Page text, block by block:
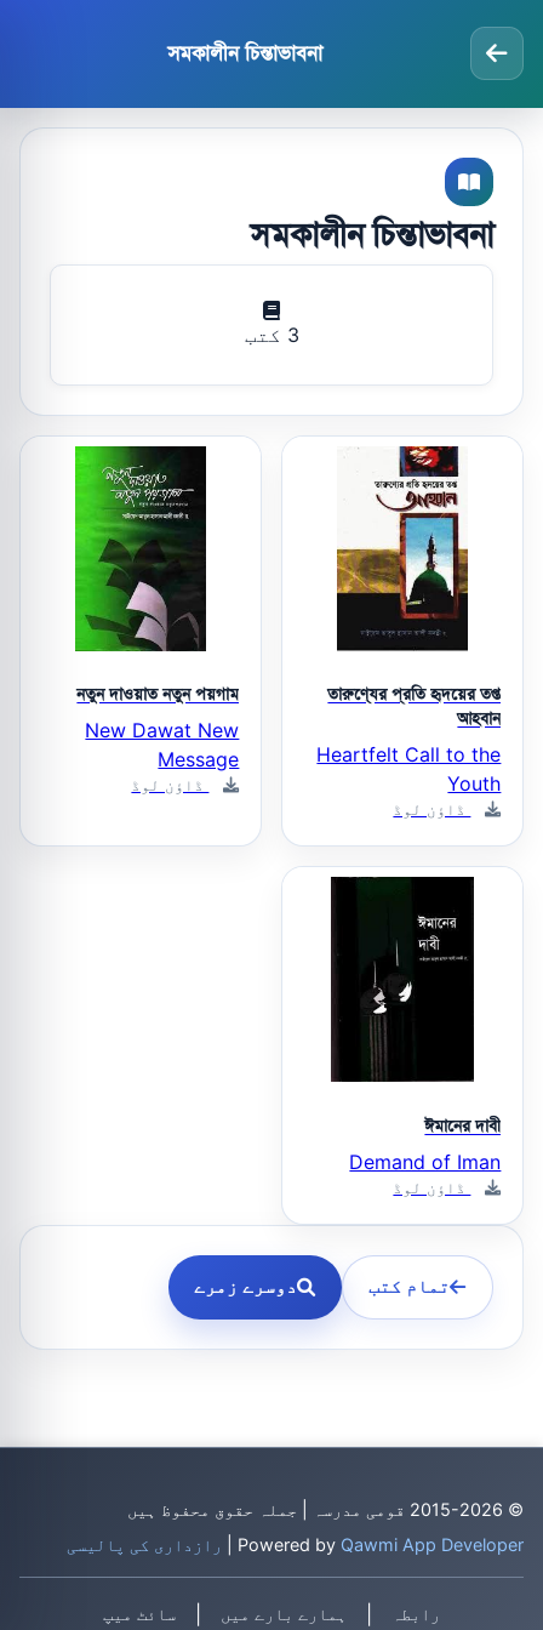
সমকালীন চিন্তাভাবনা
সমকালীন চিন্তাভাবনা
3 کتب
তারুণ্যের প্রতি হৃদয়ের তপ্ত
আহবান
Heartfelt Call to the
Youth
ڈاؤن لوڈ
নতুন দাওয়াত নতুন পয়গাম
New Dawat New
Message
ڈاؤن لوڈ
ঈমানের দাবী
Demand of Iman
ڈاؤن لوڈ
تمام کتب دوسرے زمرے
© 2015-2026 قومی مدرسہ | جملہ حقوق محفوظ ہیں
Powered by Qawmi App Developer رازداری کی پالیسی
رابطہ ہمارے بارے میں سائٹ میپ